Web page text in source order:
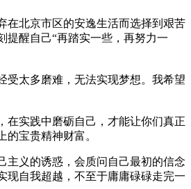
北京市区的安逸生活而选择到艰苦
提醒自己“再踏实一些，再努力一
太多磨难，无法实现梦想。我希望
实践中磨砺自己，才能让你们真正
宝贵精神财富。
义的诱惑，会质问自己最初的信念
现自我超越，不至于庸庸碌碌走完一